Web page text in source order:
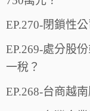
EP.270-閉鎖性
EP.269-處分股
一稅？
EP.268-台商越